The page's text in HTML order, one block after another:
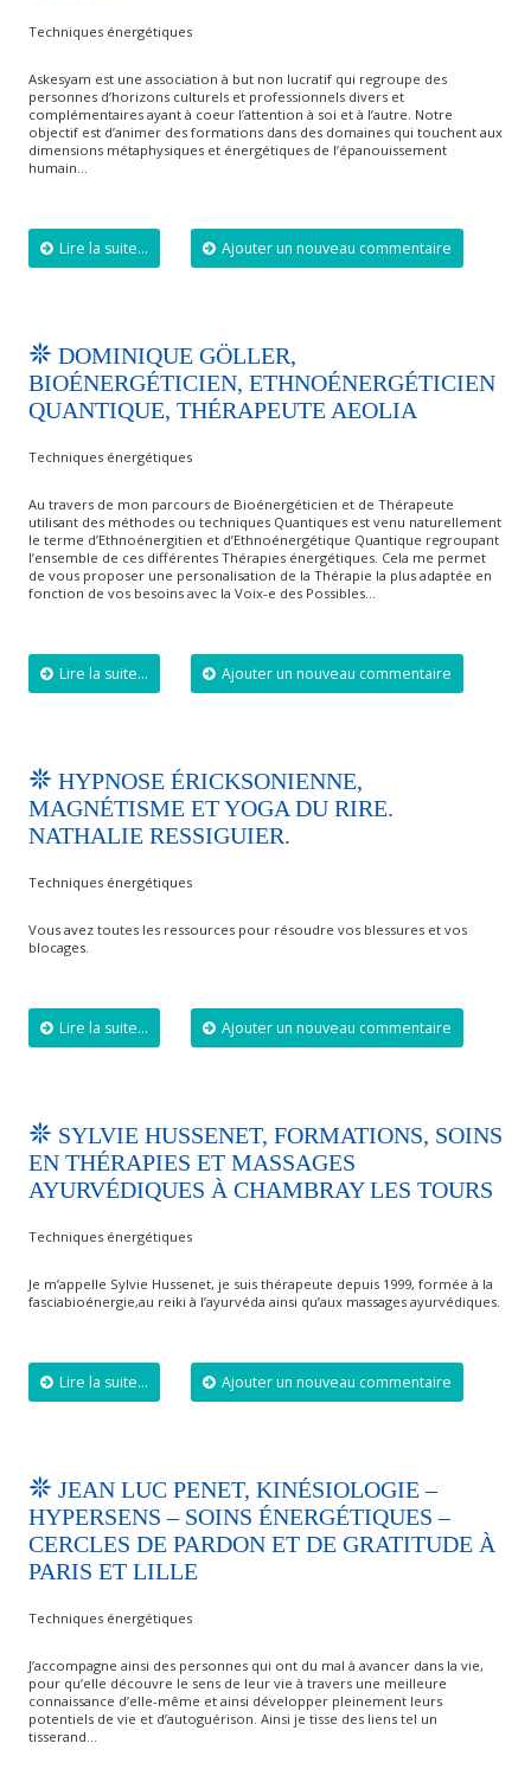
Techniques énergétiques
Askesyam est une association à but non lucratif qui regroupe des
personnes d’horizons culturels et professionnels divers et
complémentaires ayant à coeur l’attention à soi et à l’autre. Notre
objectif est d’animer des formations dans des domaines qui touchent aux
dimensions métaphysiques et énergétiques de l’épanouissement
humain…
Lire la suite... Ajouter un nouveau commentaire
DOMINIQUE GÖLLER,
BIOÉNERGÉTICIEN, ETHNOÉNERGÉTICIEN
QUANTIQUE, THÉRAPEUTE AEOLIA
Techniques énergétiques
Au travers de mon parcours de Bioénergéticien et de Thérapeute
utilisant des méthodes ou techniques Quantiques est venu naturellement
le terme d’Ethnoénergitien et d’Ethnoénergétique Quantique regroupant
l’ensemble de ces différentes Thérapies énergétiques. Cela me permet
de vous proposer une personalisation de la Thérapie la plus adaptée en
fonction de vos besoins avec la Voix-e des Possibles…
Lire la suite... Ajouter un nouveau commentaire
HYPNOSE ÉRICKSONIENNE,
MAGNÉTISME ET YOGA DU RIRE.
NATHALIE RESSIGUIER.
Techniques énergétiques
Vous avez toutes les ressources pour résoudre vos blessures et vos
blocages.
Lire la suite... Ajouter un nouveau commentaire
SYLVIE HUSSENET, FORMATIONS, SOINS
EN THÉRAPIES ET MASSAGES
AYURVÉDIQUES À CHAMBRAY LES TOURS
Techniques énergétiques
Je m’appelle Sylvie Hussenet, je suis thérapeute depuis 1999, formée à la
fasciabioénergie,au reiki à l’ayurvéda ainsi qu’aux massages ayurvédiques.
Lire la suite... Ajouter un nouveau commentaire
JEAN LUC PENET, KINÉSIOLOGIE –
HYPERSENS – SOINS ÉNERGÉTIQUES –
CERCLES DE PARDON ET DE GRATITUDE À
PARIS ET LILLE
Techniques énergétiques
J’accompagne ainsi des personnes qui ont du mal à avancer dans la vie,
pour qu’elle découvre le sens de leur vie à travers une meilleure
connaissance d’elle-même et ainsi développer pleinement leurs
potentiels de vie et d’autoguérison. Ainsi je tisse des liens tel un
tisserand…